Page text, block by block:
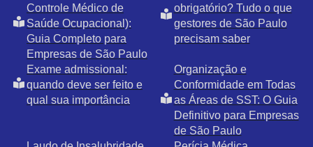
Controle Médico de
Saúde Ocupacional):
Guia Completo para
Empresas de São Paulo
obrigatório? Tudo o que
gestores de São Paulo
precisam saber
Exame admissional:
quando deve ser feito e
qual sua importância
Organização e
Conformidade em Todas
as Áreas de SST: O Guia
Definitivo para Empresas
de São Paulo